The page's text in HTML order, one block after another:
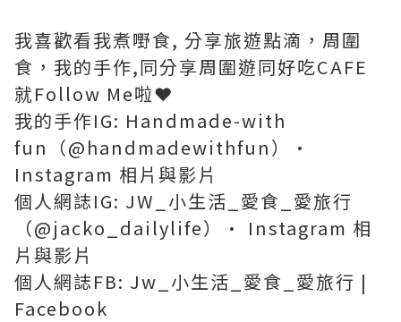
我喜歡看我煮嘢食, 分享旅遊點滴，周圍
食，我的手作,同分享周圍遊同好吃CAFE
就Follow Me啦❤️
我的手作IG: Handmade-with
fun（@handmadewithfun）•
Instagram 相片與影片
個人網誌IG: JW_小生活_愛食_愛旅行
（@jacko_dailylife）• Instagram 相
片與影片
個人網誌FB: Jw_小生活_愛食_愛旅行 |
Facebook